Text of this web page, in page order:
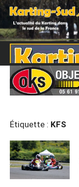
Skip
content
Étiquette : KFS